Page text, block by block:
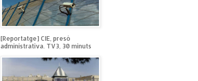
[Reportatge] CIE, presó
administrativa. TV3, 30 minuts